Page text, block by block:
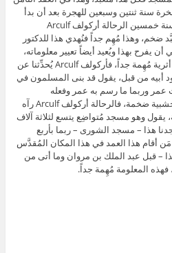
سنة ثنتين وسبعين للهجرة بعد أن بدأ
فيها سبع وستين للهجرة، لكن في سنة خمسين الرحالة أركولف Arculf
ضخم، وهذا مُهِم جداً فنُهدي هذا للدكتور
يفرح بهذا ويُعيد أيضاً تعيير معلوماته،
فهو سيفرح الآن لأن هذه معلومات أثرية مُهِمة جداً، فأركولف Arculf يُحدِّثنا عن
أبيه من قبل، يقول قد بنى المسلمون في
عمر وربما ما رسم به عمر وفعله
المسلمون – مسجداً على أعمدة خشبية ضخمة، فالرحالة أركولف Arculf رآه
وهو مسجد مُتواضِع يتسع لثلاثة آلاف
هذا – مسجد الشورى – ربما بأربع
أقام هذا العمد في هذا المكان المُقدَّس
– قبل عبد الملك بن مروان وما أتى من
فهذه المعلومة مُهِمة جداً.